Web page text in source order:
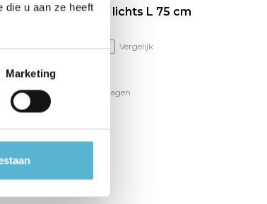
die u aan ze heeft
Marketing
Spot Trova 4 lichts L 75 cm
Vergelijk
Op voorraad
Levertijd: 1-2 werkdagen
€88,00
€39,95